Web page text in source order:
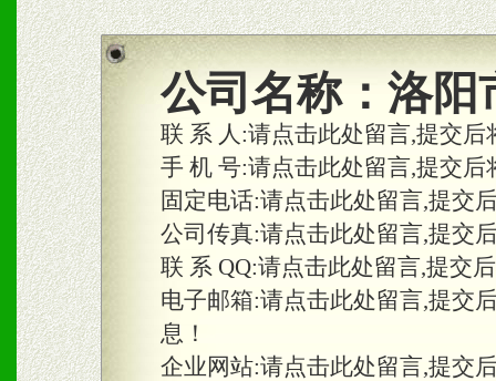
商利润。
2、区域独家经营；建立区
合作关系。
三、物料及媒体
1、免费提供体验及宣传彩
2、不定期在各大知名网站
知名度和影响力。
公司名称： 洛阳
联 系 人:请点击此处留言,提交
手 机 号:请点击此处留言,提交
固定电话:请点击此处留言,提交
公司传真:请点击此处留言,提交
联 系 QQ:请点击此处留言,提交
电子邮箱:请点击此处留言,提交
息！
企业网站:请点击此处留言,提交